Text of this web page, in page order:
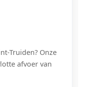
Truiden? Onze
afvoer van